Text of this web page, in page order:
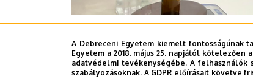
Sajtóközpont - OCs
A Debreceni Egyetem kiemelt fontosságúnak
Egyetem a 2018. május 25. napjától
adatvédelmi tevékenységébe. A
szabályozásoknak. A GDPR előírásait